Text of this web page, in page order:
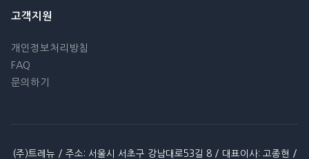
고객지원
개인정보처리방침
FAQ
문의하기
(주)트레뉴 / 주소: 서울시 서초구 강남대로53길 8 / 대표이사: 고종현 /